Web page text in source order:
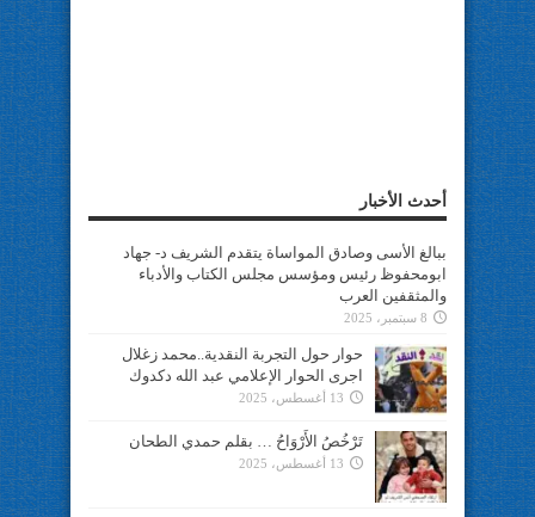
أحدث الأخبار
ببالغ الأسى وصادق المواساة يتقدم الشريف د- جهاد
ابومحفوظ رئيس ومؤسس مجلس الكتاب والأدباء
والمثقفين العرب
8 سبتمبر، 2025
حوار حول التجربة النقدية..محمد زغلال
اجرى الحوار الإعلامي عبد الله دكدوك
13 أغسطس، 2025
تَرْخُصُ الأَرْوَاحُ … بقلم حمدي الطحان
13 أغسطس، 2025